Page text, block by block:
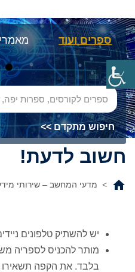
ספרים ועוד
חיפוש מתקדם >>
חשוב לדעת!
> מדעי המחשב – שירותי
יש להשתיק טלפונים
מותר להכניס לספריה
בלבד. את הקפה תשאירו